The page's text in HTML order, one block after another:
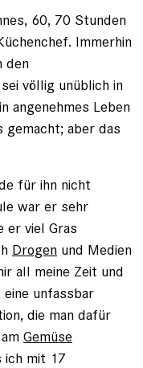
60, 70 Stunden
Immerhin
den
völlig unüblich in
angenehmes Leben
gemacht; aber das
für ihn nicht
war er sehr
er viel Gras
Drogen und Medien
all meine Zeit und
eine unfassbar
die man dafür
Gemüse
ich mit 17